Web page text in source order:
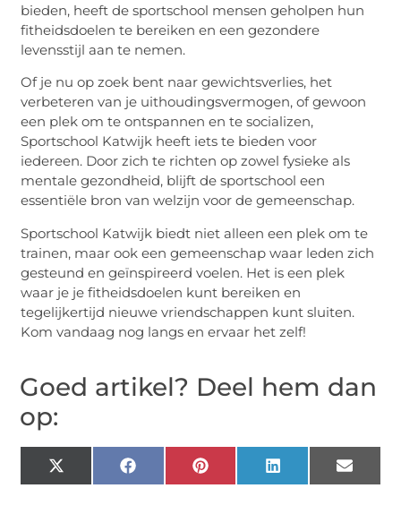
bieden, heeft de sportschool mensen geholpen hun
fitheidsdoelen te bereiken en een gezondere
levensstijl aan te nemen.
Of je nu op zoek bent naar gewichtsverlies, het
verbeteren van je uithoudingsvermogen, of gewoon
een plek om te ontspannen en te socializen,
Sportschool Katwijk heeft iets te bieden voor
iedereen. Door zich te richten op zowel fysieke als
mentale gezondheid, blijft de sportschool een
essentiële bron van welzijn voor de gemeenschap.
Sportschool Katwijk biedt niet alleen een plek om te
trainen, maar ook een gemeenschap waar leden zich
gesteund en geïnspireerd voelen. Het is een plek
waar je je fitheidsdoelen kunt bereiken en
tegelijkertijd nieuwe vriendschappen kunt sluiten.
Kom vandaag nog langs en ervaar het zelf!
Goed artikel? Deel hem dan
op:
X
(Twitter)
FacebookPinterestLinkedIn Email